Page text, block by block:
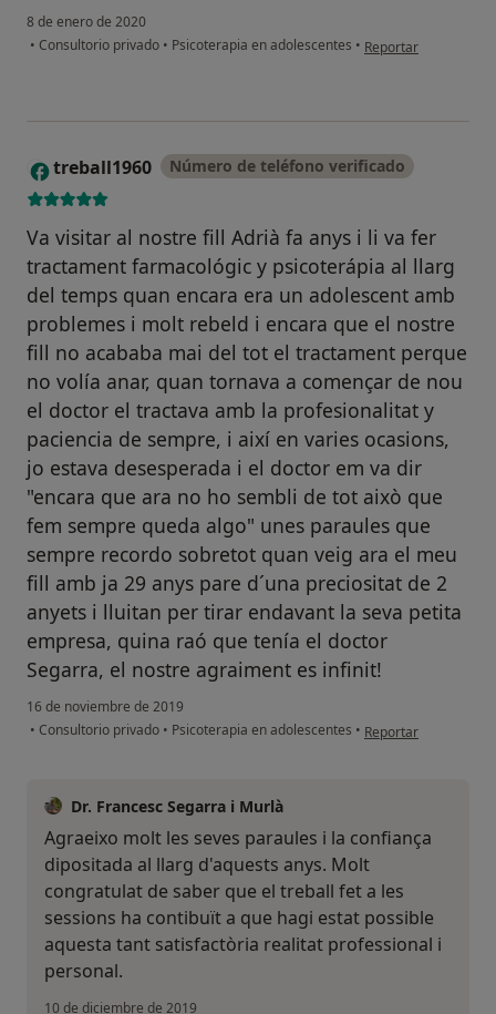
8 de enero de 2020
• Consultorio privado • Psicoterapia en adolescentes • en opinión del
Reportar
T treball1960 Número de teléfono verificado
Va visitar al nostre fill Adrià fa anys i li va fer
tractament farmacológic y psicoterápia al llarg
del temps quan encara era un adolescent amb
problemes i molt rebeld i encara que el nostre
fill no acababa mai del tot el tractament perque
no volía anar, quan tornava a començar de nou
el doctor el tractava amb la profesionalitat y
paciencia de sempre, i així en varies ocasions,
jo estava desesperada i el doctor em va dir
"encara que ara no ho sembli de tot això que
fem sempre queda algo" unes paraules que
sempre recordo sobretot quan veig ara el meu
fill amb ja 29 anys pare d´una preciositat de 2
anyets i lluitan per tirar endavant la seva petita
empresa, quina raó que tenía el doctor
Segarra, el nostre agraiment es infinit!
16 de noviembre de 2019
• Consultorio privado • Psicoterapia en adolescentes • en opinión del
Reportar
Dr. Francesc Segarra i Murlà
Agraeixo molt les seves paraules i la confiança
dipositada al llarg d'aquests anys. Molt
congratulat de saber que el treball fet a les
sessions ha contibuït a que hagi estat possible
aquesta tant satisfactòria realitat professional i
personal.
10 de diciembre de 2019